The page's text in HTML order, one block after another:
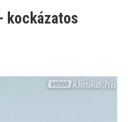
kockázatos